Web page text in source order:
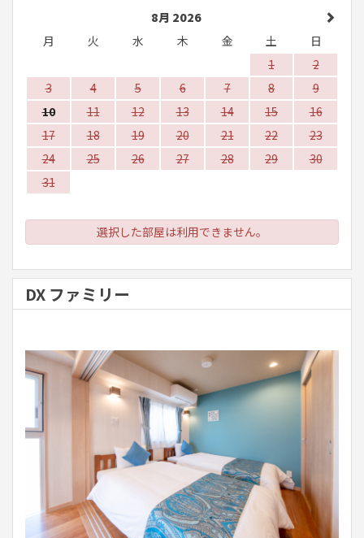
8月 2026
月
火 水 木 金 土
日
1
2
3
4 5 6 7 8
9
10
11 12 13 14 15
16
17
18 19 20 21 22
23
24
25 26 27 28 29
30
31
選択した部屋は利用できません。
DX ファミリー